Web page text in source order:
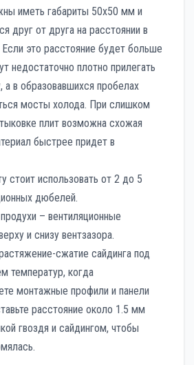
иметь габариты 50х50 мм и
друг от друга на расстоянии в
это расстояние будет больше
недостаточно плотно прилегать
а в образовавшихся пробелах
мосты холода. При слишком
плит возможна схожая
быстрее придет в
стоит использовать от 2 до 5
дюбелей.
– вентиляционные
и снизу вентзазора.
сжатие сайдинга под
температур, когда
монтажные профили и панели
расстояние около 1.5 мм
гвоздя и сайдингом, чтобы